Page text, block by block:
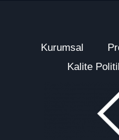
Kurumsal
Kalite